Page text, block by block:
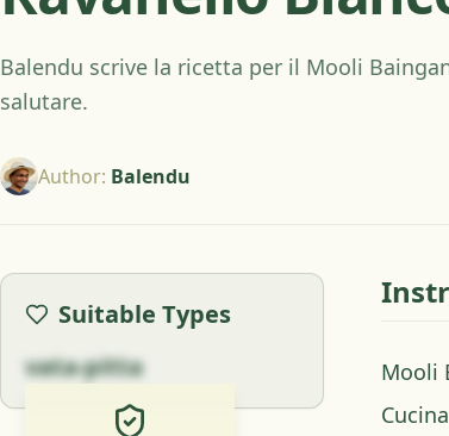
Balendu scrive la ricetta per il Mooli
salutare.
Author: Balendu
Suitable Types
vata-pitta
Mooli